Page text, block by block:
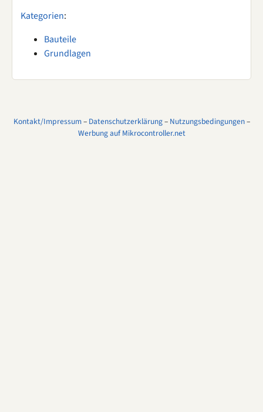
Kategorien:
Bauteile
Grundlagen
Kontakt/Impressum– Datenschutzerklärung– Nutzungsbedingungen–
Werbung auf Mikrocontroller.net